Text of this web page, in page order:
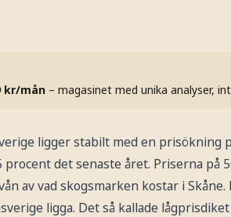
kr/mån – magasinet med unika analyser,
ligger stabilt med en prisökning
det senaste året. Priserna på
av vad skogsmarken kostar i
ligga. Det så kallade